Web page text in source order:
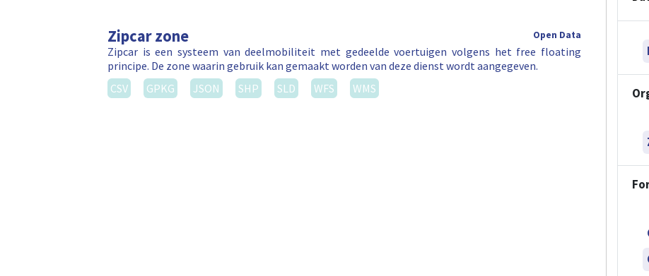
Zipcar zone Open Data
Zipcar is een systeem van deelmobiliteit met gedeelde voertuigen volgens het free floating
principe. De zone waarin gebruik kan gemaakt worden van deze dienst wordt aangegeven.
CSV
GPKG JSON SHP SLD WFS WMS